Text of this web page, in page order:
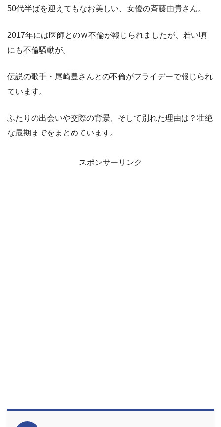
50代半ばを迎えてもなお美しい、女優の斉藤由貴さん。
2017年には医師とのＷ不倫が報じられましたが、若い頃
にも不倫騒動が。
伝説の歌手・尾崎豊さんとの不倫がフライデーで報じられ
ています。
ふたりの出会いや交際の背景、そして別れた理由は？壮絶
な最期までをまとめています。
スポンサーリンク